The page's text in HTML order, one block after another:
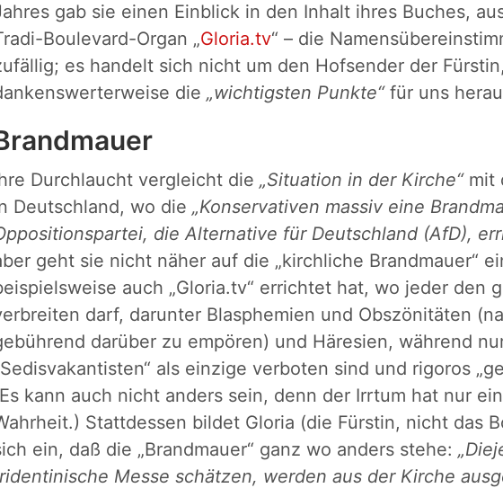
gab sie einen Einblick in den Inhalt ihres Buches,
Boulevard-Organ „Gloria.tv“ – die
es handelt sich nicht um den Hofsender der
die „wichtigsten Punkte“für uns
Durchlaucht vergleicht die „Situation in der Kirche“mit
Deutschland, wo die „Konservativen massiv eine
die Alternative für Deutschland (AfD),
geht sie nicht näher auf die „kirchliche Brandmauer“
auch „Gloria.tv“ errichtet hat, wo jeder den
darf, darunter Blasphemien und Obszönitäten
darüber zu empören) und Häresien, während
als einzige verboten sind und rigoros
kann auch nicht anders sein, denn der Irrtum hat nur
Stattdessen bildet Gloria (die Fürstin, nicht das
ein, daß die „Brandmauer“ ganz wo anders stehe:
Messe schätzen, werden aus der Kirche